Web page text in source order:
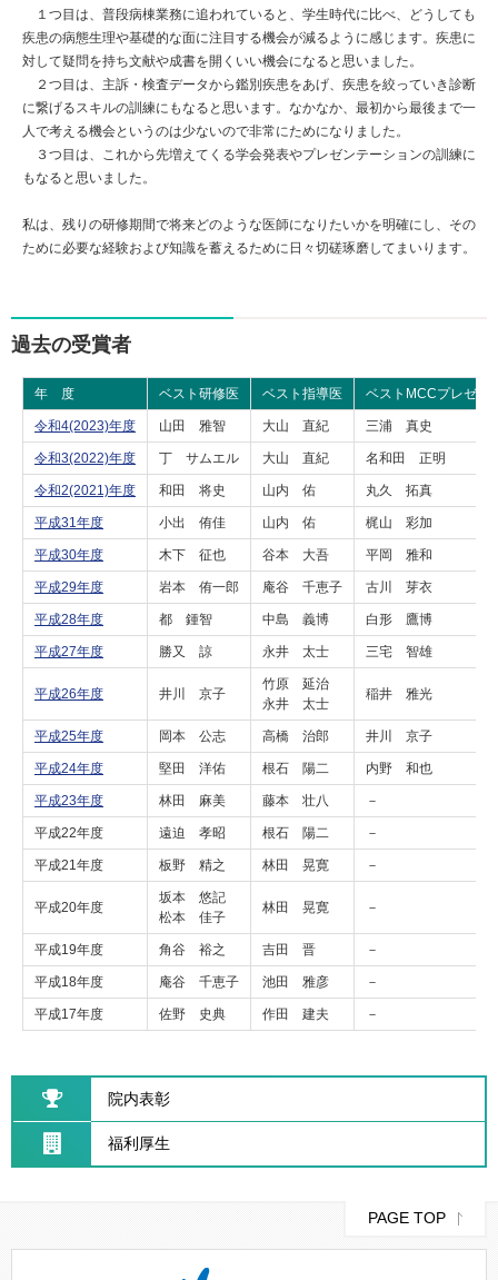
１つ目は、普段病棟業務に追われていると、学生時代に比べ、どうしても
疾患の病態生理や基礎的な面に注目する機会が減るように感じます。疾患に
対して疑問を持ち文献や成書を開くいい機会になると思いました。
２つ目は、主訴・検査データから鑑別疾患をあげ、疾患を絞っていき診断
に繋げるスキルの訓練にもなると思います。なかなか、最初から最後まで一
人で考える機会というのは少ないので非常にためになりました。
３つ目は、これから先増えてくる学会発表やプレゼンテーションの訓練に
もなると思いました。
私は、残りの研修期間で将来どのような医師になりたいかを明確にし、その
ために必要な経験および知識を蓄えるために日々切磋琢磨してまいります。
過去の受賞者
年 度 ベスト研修医 ベスト指導医 ベストMCCプレゼン
令和4(2023)年度 山田 雅智 大山 直紀 三浦 真史
令和3(2022)年度 丁 サムエル 大山 直紀 名和田 正明
令和2(2021)年度 和田 将史 山内 佑 丸久 拓真
平成31年度 小出 侑佳 山内 佑 梶山 彩加
平成30年度 木下 征也 谷本 大吾 平岡 雅和
平成29年度 岩本 侑一郎 庵谷 千恵子 古川 芽衣
平成28年度 都 鍾智 中島 義博 白形 鷹博
平成27年度 勝又 諒 永井 太士 三宅 智雄
平成26年度 井川 京子
竹原 延治
永井 太士
稲井 雅光
平成25年度 岡本 公志 高橋 治郎 井川 京子
平成24年度 堅田 洋佑 根石 陽二 内野 和也
平成23年度 林田 麻美 藤本 壮八 －
平成22年度 遠迫 孝昭 根石 陽二 －
平成21年度 板野 精之 林田 晃寛 －
平成20年度
坂本 悠記
松本 佳子
林田 晃寛 －
平成19年度 角谷 裕之 吉田 晋 －
平成18年度 庵谷 千恵子 池田 雅彦 －
平成17年度 佐野 史典 作田 建夫 －
院内表彰
福利厚生
PAGE TOP